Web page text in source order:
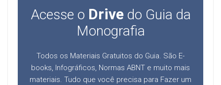
Acesse o Drivedo Guia da
Monografia
Todos os Materiais Gratuitos do Guia. São E-
books, Infográficos, Normas ABNT e muito mais
materiais. Tudo que você precisa para Fazer um